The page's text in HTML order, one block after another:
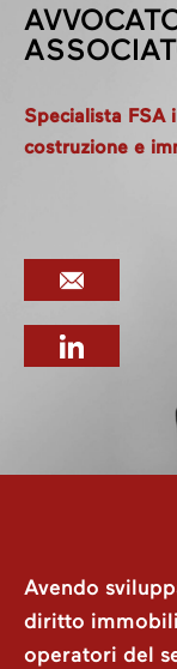
Specialista FSA
costruzione e
Avendo
diritto
operatori del